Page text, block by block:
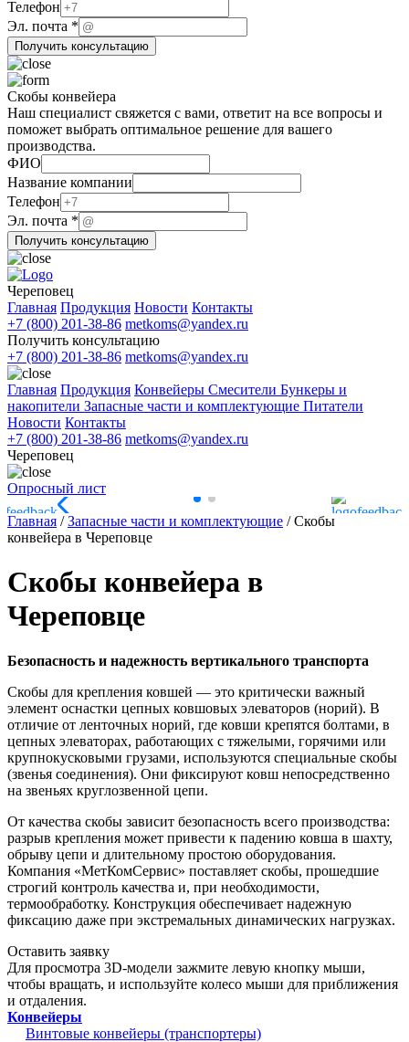
*
ФИО
Телефон
Эл. почта *
Получить консультацию
Скобы конвейера
Наш специалист свяжется с вами, ответит на все вопросы и
поможет выбрать оптимальное решение для вашего
производства.
ФИО
Название компании
Телефон
компании
ФИО
Телефон
Эл. почта *
Получить консультацию
Череповец
Главная Продукция Новости Контакты
+7 (800) 201-38-86 metkoms@yandex.ru
Получить консультацию
+7 (800) 201-38-86 metkoms@yandex.ru
Главная Продукция Конвейеры Смесители Бункеры и
накопители Запасные части и комплектующие Питатели
Новости Контакты
+7 (800) 201-38-86 metkoms@yandex.ru
Череповец
Опросный лист
Главная /Запасные части и комплектующие /Скобы
конвейера в Череповце
Скобы конвейера в
Череповце
Безопасность и надежность вертикального транспорта
Скобы для крепления ковшей — это критически важный
элемент оснастки цепных ковшовых элеваторов (норий). В
отличие от ленточных норий, где ковши крепятся болтами, в
цепных элеваторах, работающих с тяжелыми, горячими или
крупнокусковыми грузами, используются специальные скобы
(звенья соединения). Они фиксируют ковш непосредственно
на звеньях круглозвенной цепи.
От качества скобы зависит безопасность всего производства:
разрыв крепления может привести к падению ковша в шахту,
обрыву цепи и длительному простою оборудования.
Компания «МетКомСервис» поставляет скобы, прошедшие
строгий контроль качества и, при необходимости,
термообработку. Конструкция обеспечивает надежную
фиксацию даже при экстремальных динамических нагрузках.
Оставить заявку
Для просмотра 3D-модели зажмите левую кнопку мыши,
чтобы вращать, и используйте колесо мыши для приближения
и отдаления.
Конвейеры
Винтовые конвейеры (транспортеры)